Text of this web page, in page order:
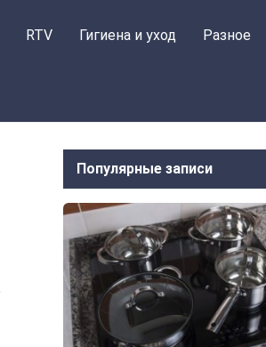
RTV Гигиена и уход Разное
Популярные записи